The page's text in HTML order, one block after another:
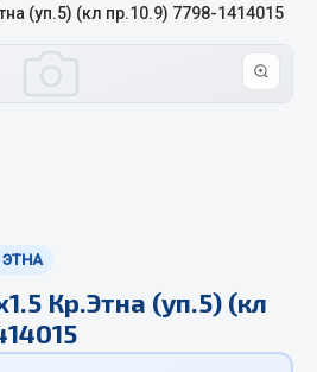
подогреватели
(уп.5) (кл пр.10.9) 7798-1414015
Кр.Этна (уп.5) (кл